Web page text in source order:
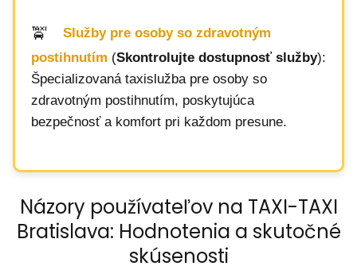
Služby pre osoby so zdravotným
postihnutím (Skontrolujte dostupnosť služby):
Špecializovaná taxislužba pre osoby so
zdravotným postihnutím, poskytujúca
bezpečnosť a komfort pri každom presune.
Názory používateľov na TAXI-TAXI
Bratislava: Hodnotenia a skutočné
skúsenosti